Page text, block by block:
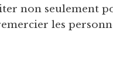
non seulement
les